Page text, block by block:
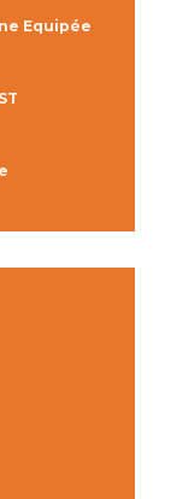
Equipée